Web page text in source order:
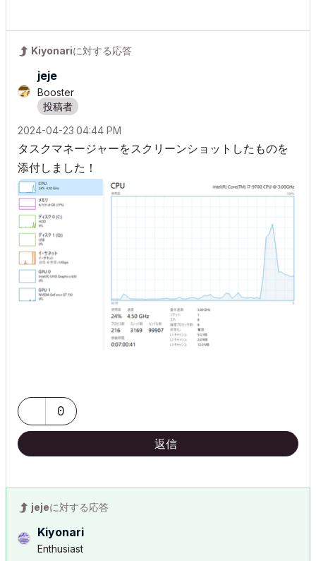
Kiyonariに対する応答
jeje
Booster
‎2024-04-23 04:44 PM
タスクマネージャーをスクリーンショットしたものを
添付しました！
0
返信
jejeに対する応答
Kiyonari
Enthusiast